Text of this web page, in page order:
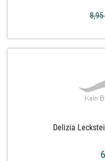
Delizia